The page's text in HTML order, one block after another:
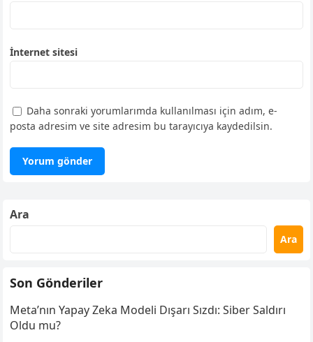
İnternet sitesi
Daha sonraki yorumlarımda kullanılması için adım, e-
posta adresim ve site adresim bu tarayıcıya kaydedilsin.
Ara
Ara
Son Gönderiler
Meta’nın Yapay Zeka Modeli Dışarı Sızdı: Siber Saldırı
Oldu mu?